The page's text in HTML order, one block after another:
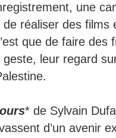
une
réaliser des films
que de faire des
geste, leur regard
* de Sylvain
d’un avenir